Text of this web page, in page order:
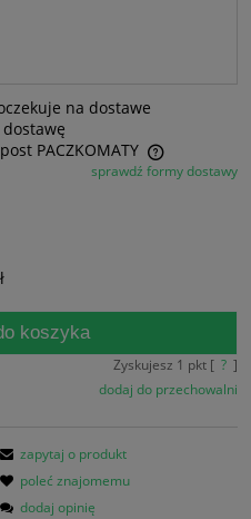
na dostawe
PACZKOMATY
płatnościsprawdź formy dostawy
koszyka
Zyskujesz 1 pkt [ ? ]
dodaj do przechowalni
zapytaj o produkt
poleć znajomemu
dodaj opinię